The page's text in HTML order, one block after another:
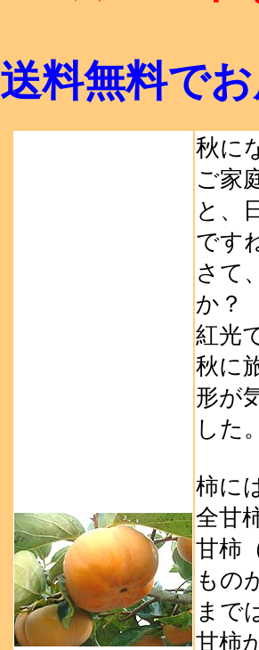
送料無料で
秋に
ご家
と、
です
さて
か？
紅光
秋に
形が
した
柿に
全甘
甘柿
もの
まで
甘柿